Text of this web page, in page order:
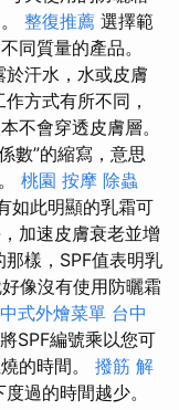
整復推薦 選擇範
同質量的產品。
汗水，水或皮膚
方式有所不同，
不會穿透皮膚層。
數”的縮寫，意思
桃園 按摩 除蟲
如此明顯的乳霜可
加速皮膚衰老並增
樣，SPF值表明乳
像沒有使用防曬霜
中式外燴菜單 台中
SPF編號乘以您可
的時間。 撥筋 解
過的時間越少。